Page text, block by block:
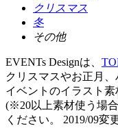
クリスマス
冬
その他
EVENTs Designは、
クリスマスやお正月
イベントのイラスト素
(※20以上素材使う場合
ください。 2019/09変